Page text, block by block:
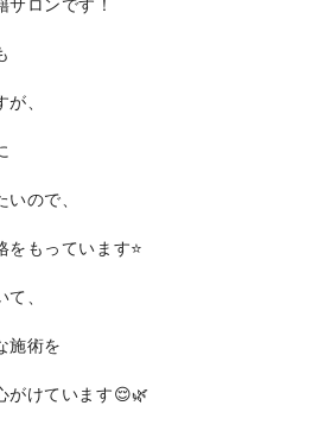
、
ので、
をもっています⭐️
、
施術を
がけています😌🌿